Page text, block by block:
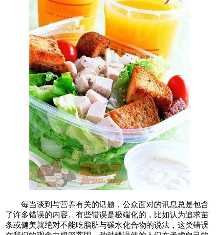
每当谈到与营养有关的话题，公众面对的讯息总是包含
了许多错误的内容。有些错误是极端化的，比如认为追求苗
条或健美就绝对不能吃脂肪与碳水化合物的说法，这类错误